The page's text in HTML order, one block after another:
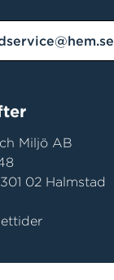
Miljö AB
02 Halmstad